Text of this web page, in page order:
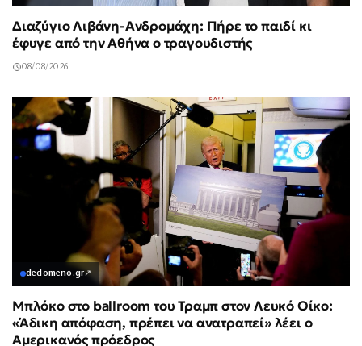
Διαζύγιο Λιβάνη-Ανδρομάχη: Πήρε το παιδί κι
έφυγε από την Αθήνα ο τραγουδιστής
08/08/2026
dedomeno.gr↗
Μπλόκο στο ballroom του Τραμπ στον Λευκό Οίκο:
«Άδικη απόφαση, πρέπει να ανατραπεί» λέει ο
Αμερικανός πρόεδρος